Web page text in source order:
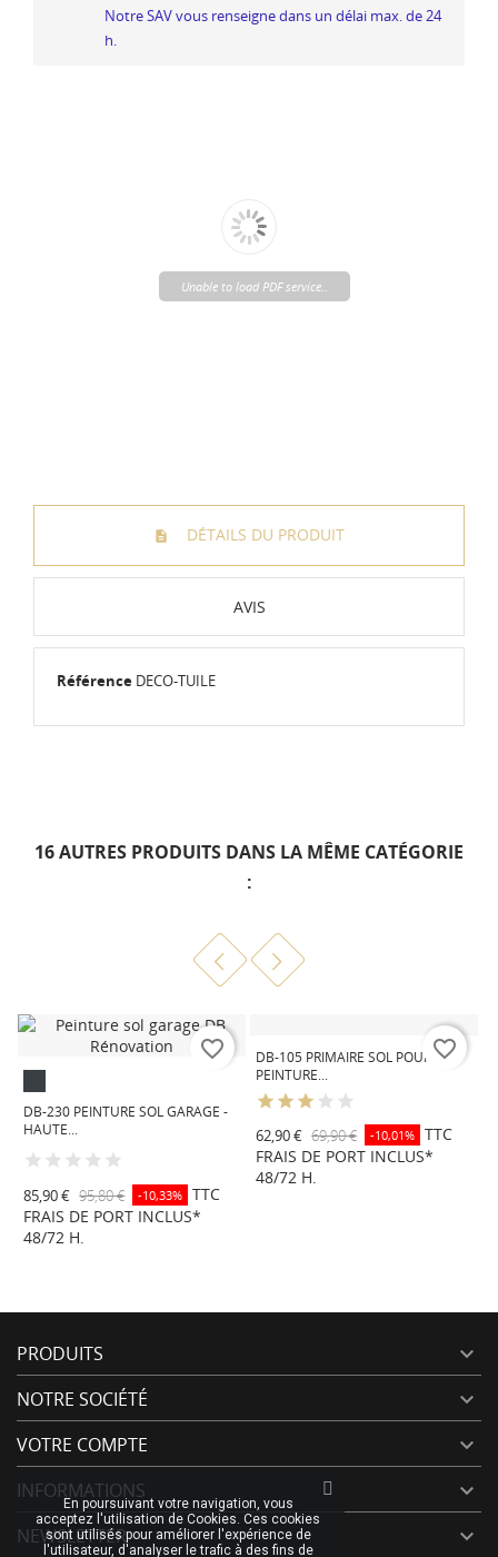
Notre SAV vous renseigne dans un délai max. de 24
h.
Unable to load PDF service..
DÉTAILS DU PRODUIT
AVIS
Référence DECO-TUILE
16 AUTRES PRODUITS DANS LA MÊME CATÉGORIE
:
similaire
7016
similaire
7040
similaire
7044
DB-230 PEINTURE SOL GARAGE -
HAUTE...
85,90 € 95,80 € -10,33% TTC
FRAIS DE PORT INCLUS*
48/72 H.
favorite_border
DB-105 PRIMAIRE SOL POUR
PEINTURE...
62,90 € 69,90 € -10,01% TTC
FRAIS DE PORT INCLUS*
48/72 H.
favorite_border
PRODUITS 
NOTRE SOCIÉTÉ 
VOTRE COMPTE 
INFORMATIONS 
NEWSLETTER 
En poursuivant votre navigation, vous
acceptez l'utilisation de Cookies. Ces cookies
sont utilisés pour améliorer l'expérience de
l'utilisateur, d'analyser le trafic à des fins de